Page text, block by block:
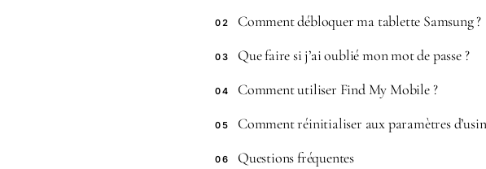
02 Comment débloquer ma tablette Samsung ?
03 Que faire si j’ai oublié mon mot de passe ?
04 Comment utiliser Find My Mobile ?
05 Comment réinitialiser aux paramètres
06 Questions fréquentes